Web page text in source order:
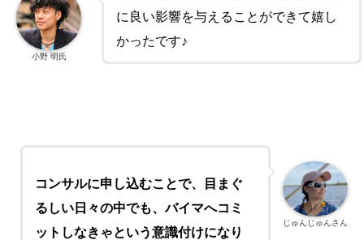
に良い影響を与えることができて嬉し
かったです♪
小野 明氏
コンサルに申し込むことで、目まぐ
るしい日々の中でも、バイマへコミ
ットしなきゃという意識付けになり
じゅんじゅんさん